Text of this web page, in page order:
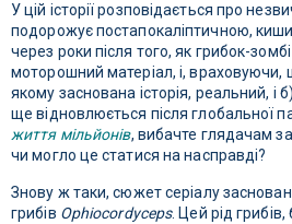
У цій історії розповідається про
подорожує постапокаліптичною,
через роки після того, як грибок-
моторошний матеріал, і, враховуючи,
якому заснована історія, реальний, і
ще відновлюється після глобальної
життя мільйонів, вибачте глядачам
чи могло це статися на насправді?
Знову ж таки, сюжет серіалу
грибів Ophiocordyceps. Цей рід